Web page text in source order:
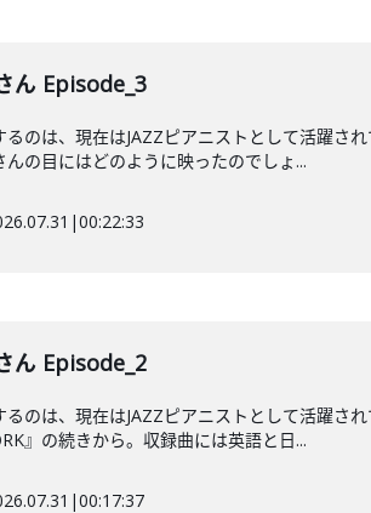
ん Episode_3
るのは、現在はJAZZピアニストとして活躍さ
んの目にはどのように映ったのでしょ...
|00:22:33
ん Episode_2
るのは、現在はJAZZピアニストとして活躍さ
』の続きから。収録曲には英語と日...
|00:17:37